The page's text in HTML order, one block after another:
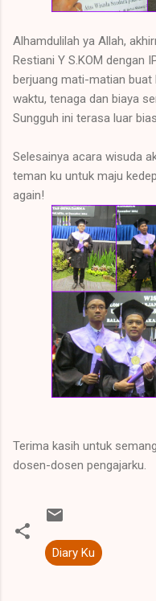
Alhamdulilah ya Allah,
Restiani Y S.KOM dengan
berjuang mati-matian buat
waktu, tenaga dan biaya
Sungguh ini terasa luar
Selesainya acara wisuda
teman ku untuk maju
again!
Terima kasih untuk
dosen-dosen pengajarku.
Diary Ku